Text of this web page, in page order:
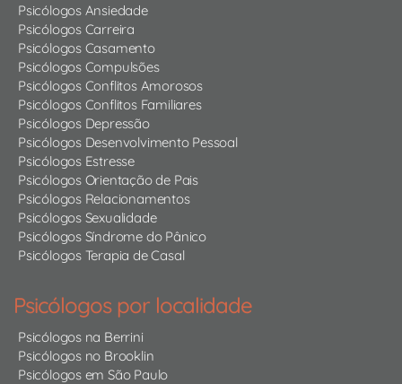
Psicólogos Ansiedade
Psicólogos Carreira
Psicólogos Casamento
Psicólogos Compulsões
Psicólogos Conflitos Amorosos
Psicólogos Conflitos Familiares
Psicólogos Depressão
Psicólogos Desenvolvimento Pessoal
Psicólogos Estresse
Psicólogos Orientação de Pais
Psicólogos Relacionamentos
Psicólogos Sexualidade
Psicólogos Síndrome do Pânico
Psicólogos Terapia de Casal
Psicólogos por localidade
Psicólogos na Berrini
Psicólogos no Brooklin
Psicólogos em São Paulo